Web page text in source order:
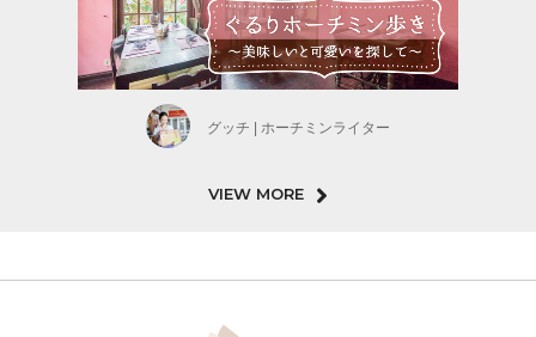
グッチ | ホーチミンライター
VIEW MORE